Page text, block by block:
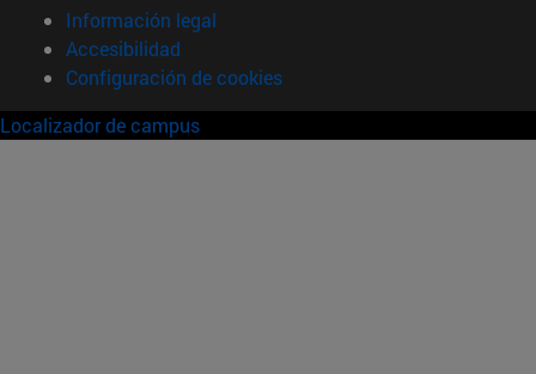
Información legal
Accesibilidad
Configuración de cookies
Localizador de campus